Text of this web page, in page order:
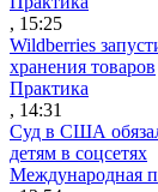
, 15:25
Wildberries
хранения товаров
Практика
, 14:31
Суд в США
детям в соцсетях
Международная